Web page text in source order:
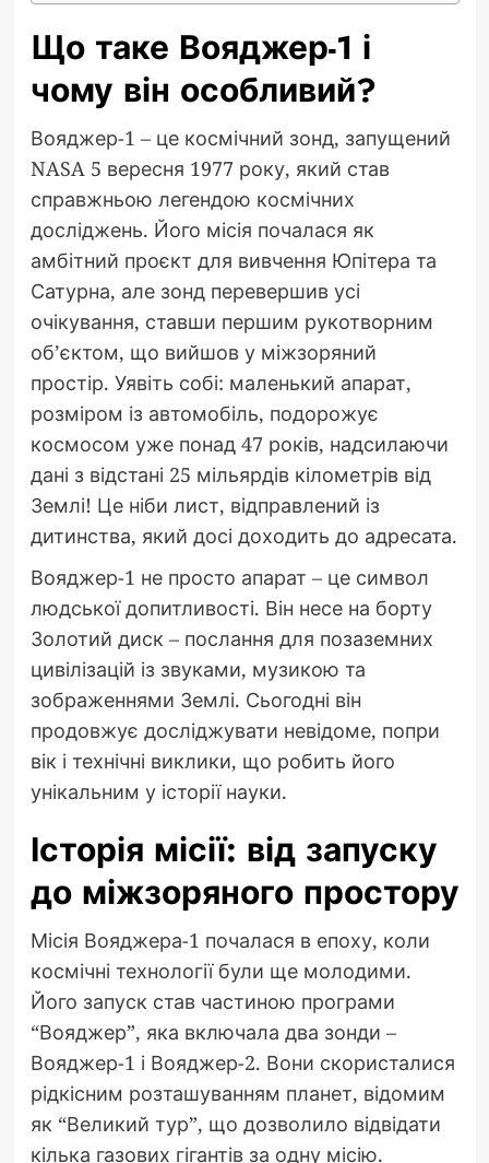
Що таке Вояджер-1 і
чому він особливий?
Вояджер-1 – це космічний зонд, запущений
NASA 5 вересня 1977 року, який став
справжньою легендою космічних
досліджень. Його місія почалася як
амбітний проєкт для вивчення Юпітера та
Сатурна, але зонд перевершив усі
очікування, ставши першим рукотворним
об’єктом, що вийшов у міжзоряний
простір. Уявіть собі: маленький апарат,
розміром із автомобіль, подорожує
космосом уже понад 47 років, надсилаючи
дані з відстані 25 мільярдів кілометрів від
Землі! Це ніби лист, відправлений із
дитинства, який досі доходить до адресата.
Вояджер-1 не просто апарат – це символ
людської допитливості. Він несе на борту
Золотий диск – послання для позаземних
цивілізацій із звуками, музикою та
зображеннями Землі. Сьогодні він
продовжує досліджувати невідоме, попри
вік і технічні виклики, що робить його
унікальним у історії науки.
Історія місії: від запуску
до міжзоряного простору
Місія Вояджера-1 почалася в епоху, коли
космічні технології були ще молодими.
Його запуск став частиною програми
“Вояджер”, яка включала два зонди –
Вояджер-1 і Вояджер-2. Вони скористалися
рідкісним розташуванням планет, відомим
як “Великий тур”, що дозволило відвідати
кілька газових гігантів за одну місію.